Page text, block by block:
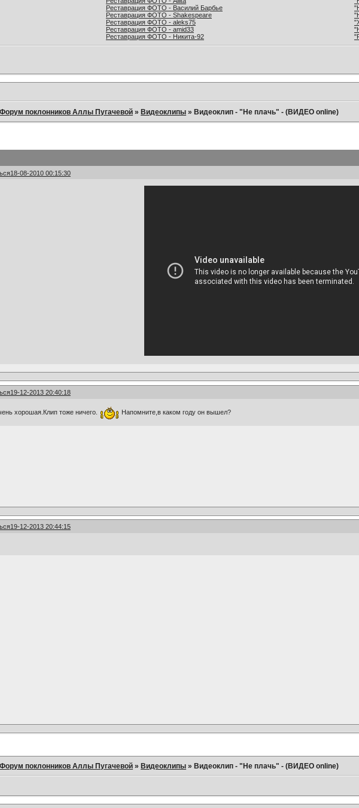
Реставрация ФОТО - Василий Барбье
Реставрация ФОТО - Shakespeare
Реставрация ФОТО - aleks75
Реставрация ФОТО - amid33
Реставрация ФОТО - Никита-92
поклонников Аллы Пугачевой »Видеоклипы »Видеоклип - "Не плачь" - (ВИДЕО online)
18-08-2010 00:15:30
19-12-2013 20:40:18
хорошая.Клип тоже ничего. Напомните,в каком году он вышел?
19-12-2013 20:44:15
поклонников Аллы Пугачевой » Видеоклипы » Видеоклип - "Не плачь" - (ВИДЕО online)